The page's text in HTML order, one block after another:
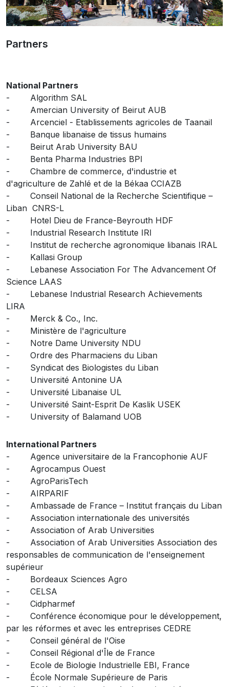
Partners
National Partners
- Algorithm SAL
- Amercian University of Beirut AUB
- Arcenciel - Etablissements agricoles de Taanail
- Banque libanaise de tissus humains
- Beirut Arab University BAU
- Benta Pharma Industries BPI
- Chambre de commerce, d'industrie et
d'agriculture de Zahlé et de la Békaa CCIAZB
- Conseil National de la Recherche Scientifique –
Liban CNRS-L
- Hotel Dieu de France-Beyrouth HDF
- Industrial Research Institute IRI
- Institut de recherche agronomique libanais IRAL
- Kallasi Group
- Lebanese Association For The Advancement Of
Science LAAS
- Lebanese Industrial Research Achievements
LIRA
- Merck & Co., Inc.
- Ministère de l'agriculture
- Notre Dame University NDU
- Ordre des Pharmaciens du Liban
- Syndicat des Biologistes du Liban
- Université Antonine UA
- Université Libanaise UL
- Université Saint-Esprit De Kaslik USEK
- University of Balamand UOB
International Partners
- Agence universitaire de la Francophonie AUF
- Agrocampus Ouest
- AgroParisTech
- AIRPARIF
- Ambassade de France – Institut français du Liban
- Association internationale des universités
- Association of Arab Universities
- Association of Arab Universities Association des
responsables de communication de l'enseignement
supérieur
- Bordeaux Sciences Agro
- CELSA
- Cidpharmef
- Conférence économique pour le développement,
par les réformes et avec les entreprises CEDRE
- Conseil général de l'Oise
- Conseil Régional d'Île de France
- Ecole de Biologie Industrielle EBI, France
- École Normale Supérieure de Paris